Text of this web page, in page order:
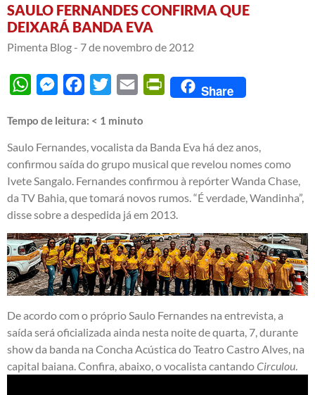
SAULO FERNANDES CONFIRMA QUE
DEIXARÁ BANDA EVA
Pimenta Blog - 7 de novembro de 2012
WhatsAppMessengerFacebook
Twitter Email PrintFriendly
Share
Tempo de leitura: < 1 minuto
Saulo Fernandes, vocalista da Banda Eva há dez anos,
confirmou saída do grupo musical que revelou nomes como
Ivete Sangalo. Fernandes confirmou à repórter Wanda Chase,
da TV Bahia, que tomará novos rumos. “É verdade, Wandinha”,
disse sobre a despedida já em 2013.
De acordo com o próprio Saulo Fernandes na entrevista, a
saída será oficializada ainda nesta noite de quarta, 7, durante
show da banda na Concha Acústica do Teatro Castro Alves, na
capital baiana. Confira, abaixo, o vocalista cantandoCirculou.